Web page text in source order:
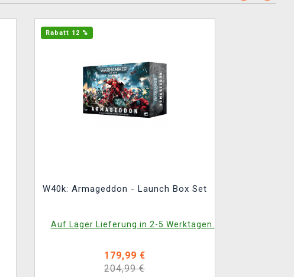
Rabatt 12 %
W40k: Armageddon - Launch Box Set
Auf Lager Lieferung in 2-5 Werktagen.
179,99 €
204,99 €